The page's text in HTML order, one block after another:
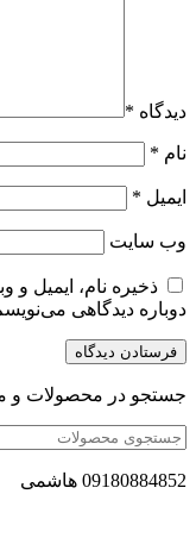
دیدگاه *
نام *
ایمیل *
وب‌ سایت
ذخیره نام، ایمیل
دوباره دیدگاهی
جستجو در محصولات و
09180884852 هاشمی